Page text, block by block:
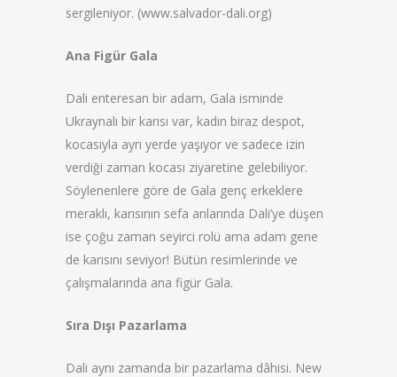
sergileniyor. (www.salvador-dali.org)
Ana Figür Gala
Dali enteresan bir adam, Gala isminde
Ukraynalı bir karısı var, kadın biraz despot,
kocasıyla ayrı yerde yaşıyor ve sadece izin
verdiği zaman kocası ziyaretine gelebiliyor.
Söylenenlere göre de Gala genç erkeklere
meraklı, karısının sefa anlarında Dali’ye düşen
ise çoğu zaman seyirci rolü ama adam gene
de karısını seviyor! Bütün resimlerinde ve
çalışmalarında ana figür Gala.
Sıra Dışı Pazarlama
Dali aynı zamanda bir pazarlama dâhisi. New